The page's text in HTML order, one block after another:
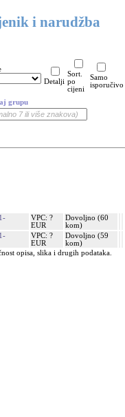
i narudžba
Detalji
Sort.
po
cijeni
Samo
isporučivo
grupu
VPC: ?
EUR
Dovoljno (60
kom)
VPC: ?
EUR
Dovoljno (59
kom)
opisa, slika i drugih podataka.